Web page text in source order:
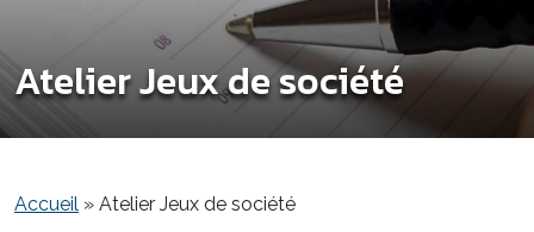
Atelier Jeux de société
Accueil » Atelier Jeux de société